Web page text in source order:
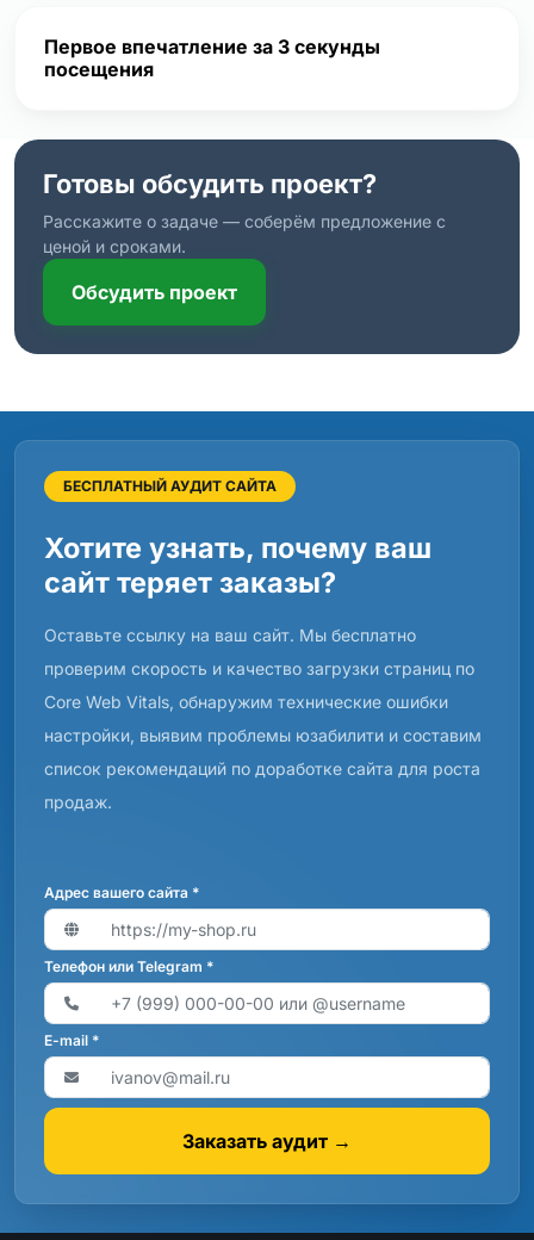
Первое впечатление за 3 секунды
посещения
Готовы обсудить проект?
Расскажите о задаче — соберём предложение с
ценой и сроками.
Обсудить проект
БЕСПЛАТНЫЙ АУДИТ САЙТА
Хотите узнать, почему ваш
сайт теряет заказы?
Оставьте ссылку на ваш сайт. Мы бесплатно
проверим скорость и качество загрузки страниц по
Core Web Vitals, обнаружим технические ошибки
настройки, выявим проблемы юзабилити и составим
список рекомендаций по доработке сайта для роста
продаж.
Адрес вашего сайта *
Телефон или Telegram *
E-mail *
Заказать аудит →